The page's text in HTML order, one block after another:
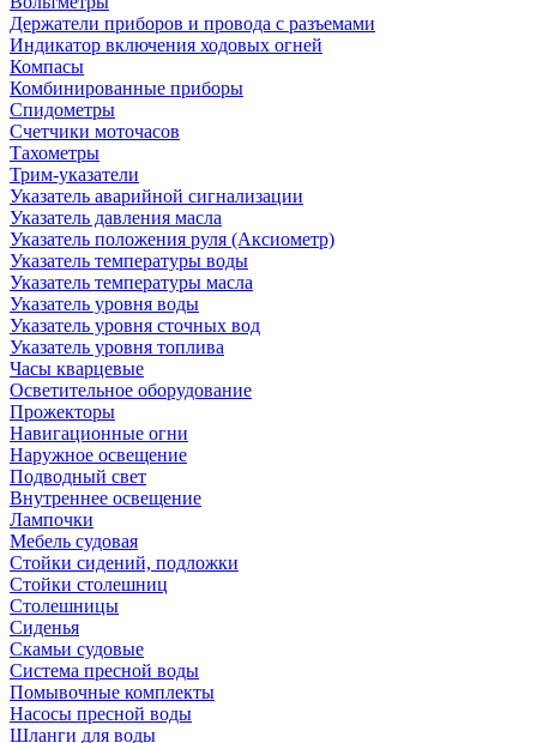
Держатели приборов и провода с разъемами
Индикатор включения ходовых огней
Компасы
Комбинированные приборы
Спидометры
Счетчики моточасов
Тахометры
Трим-указатели
Указатель аварийной сигнализации
Указатель давления масла
Указатель положения руля (Аксиометр)
Указатель температуры воды
Указатель температуры масла
Указатель уровня воды
Указатель уровня сточных вод
Указатель уровня топлива
Часы кварцевые
Осветительное оборудование
Прожекторы
Навигационные огни
Наружное освещение
Подводный свет
Внутреннее освещение
Лампочки
Мебель судовая
Стойки сидений, подложки
Стойки столешниц
Столешницы
Сиденья
Скамьи судовые
Система пресной воды
Помывочные комплекты
Насосы пресной воды
Шланги для воды